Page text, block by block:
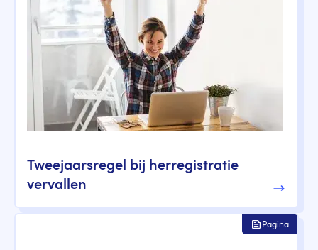
Tweejaarsregel bij herregistratie
vervallen
Pagina